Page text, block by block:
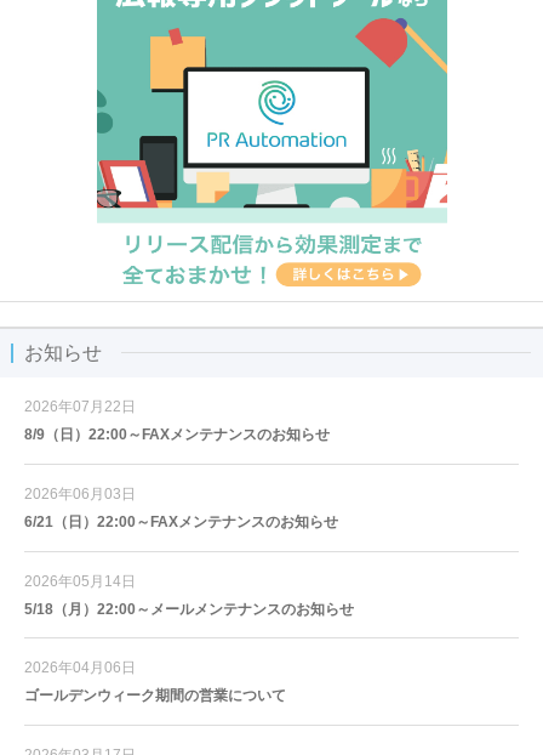
お知らせ
2026年07月22日
8/9（日）22:00～FAXメンテナンスのお知らせ
2026年06月03日
6/21（日）22:00～FAXメンテナンスのお知らせ
2026年05月14日
5/18（月）22:00～メールメンテナンスのお知らせ
2026年04月06日
ゴールデンウィーク期間の営業について